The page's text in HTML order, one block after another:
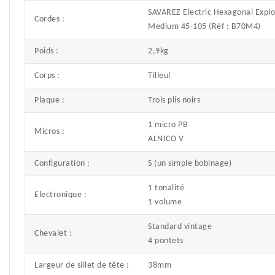
Cordes :
SAVAREZ Electric Hexagonal
Medium 45-105 (Réf : B70M4)
Poids : 2,9kg
Corps : Tilleul
Plaque : Trois plis noirs
Micros :
1 micro PB
ALNICO V
Configuration : S (un simple bobinage)
Electronique :
1 tonalité
1 volume
Chevalet :
Standard vintage
4 pontets
Largeur de sillet de tête : 38mm